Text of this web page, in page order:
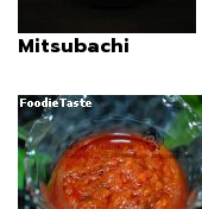
Mitsubachi